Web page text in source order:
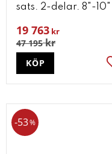
sats. 2-delar. 8"-10"
19 763 kr
47 195kr
KÖP
53%